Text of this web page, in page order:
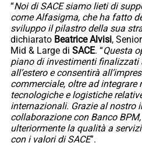
“Noi di SACE siamo lieti di
come Alfasigma, che ha fatto
sviluppo il pilastro della sua
dichiarato Beatrice Alvisi,
Mid & Large di SACE. “Questa
piano di investimenti finalizzati
all’estero e consentirà
commerciale, oltre ad integrare
tecnologiche e logistiche
internazionali. Grazie al nostro
collaborazione con Banco
ulteriormente la qualità a
con i valori di SACE”.